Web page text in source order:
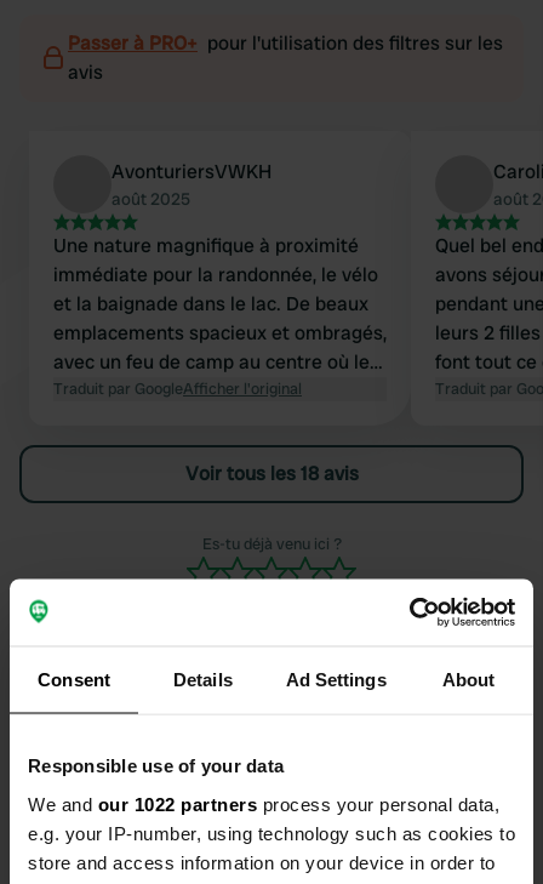
Consent Details Ad Settings About
Responsible use of your data
We and our 1022 partners process your personal data,
e.g. your IP-number, using technology such as cookies to
store and access information on your device in order to
Passer à PRO+ pour l'utilisation des filtres sur les
avis
AvonturiersVWKH
août 2025
Une nature magnifique à proximité
immédiate pour la randonnée, le vélo
et la baignade dans le lac. De beaux
emplacements spacieux et ombragés,
avec un feu de camp au centre où les
enfants jouaient au loup-garou le soir.
d'autres l'ont décrit, et les croissants
sont vivement recommandés ! Un
endroit pour se détendre.
Traduit par GoogleAfficher l'original
août
Quel bel
avons
pendant
leurs 2
font tout ce
à tout le
baignade
Caroline et
Traduit par
Voir tous les 18 avis
Es-tu déjà venu ici ?
Puy Banal 1
19320, La Roche-Canillac, France